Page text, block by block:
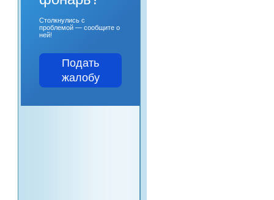
Столкнулись с
проблемой — сообщите о
ней!
Подать
жалобу